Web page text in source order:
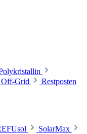
Off-Grid Restposten
SolarMax